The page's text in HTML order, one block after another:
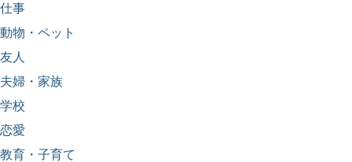
仕事
動物・ペット
友人
夫婦・家族
学校
恋愛
教育・子育て